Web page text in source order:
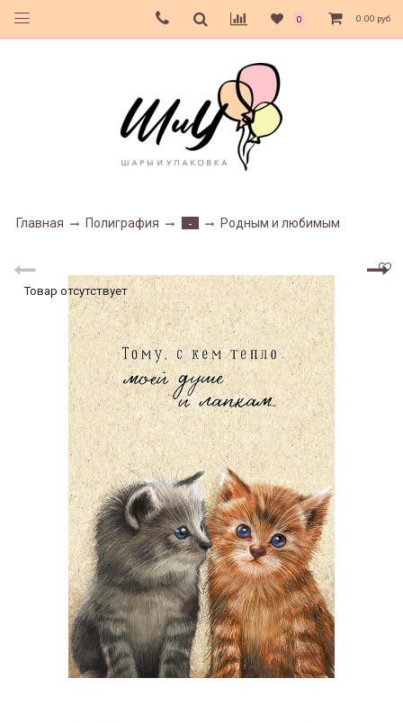
0 0.00 руб
Главная Полиграфия - Родным и любимым
Товар отсутствует